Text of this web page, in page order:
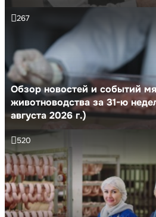
Обзор новостей и событий
животноводства за 31-ю
августа 2026 г.)
267
520